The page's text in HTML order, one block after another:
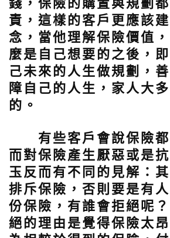
錢，保險的購置與規劃
責，這樣的客戶更應該
念，當他理解保險價值
麼是自己想要的之後，
己未來的人生做規劃，
障自己的人生，家人大
的。
有些客戶會說保險都
而對保險產生厭惡或是
玉反而有不同的見解：
排斥保險，否則要是有
份保險，有誰會拒絕呢
絕的理由是覺得保險太